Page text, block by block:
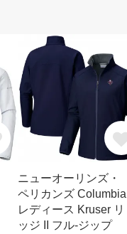
ニューオーリンズ・
ペリカンズ Columbia
レディース Kruser リ
ッジ II フル-ジップ